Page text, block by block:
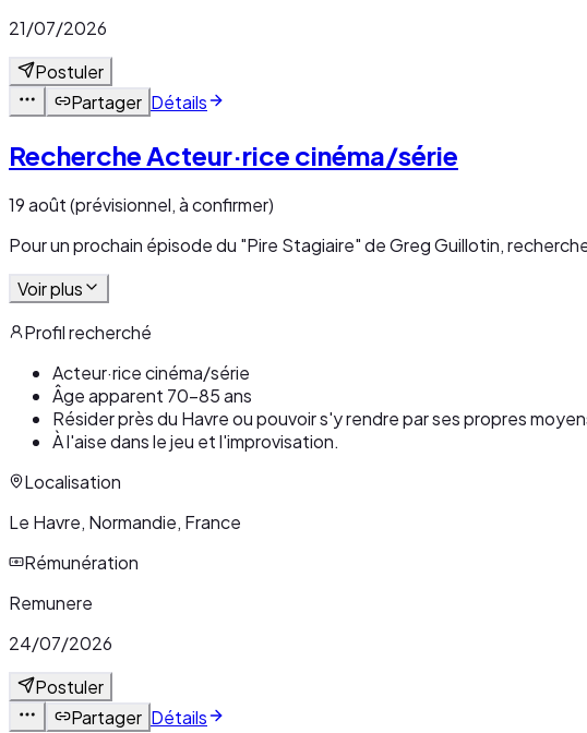
21/07/2026
Postuler
Partager Détails
Recherche Acteur·rice cinéma/série
19 août (prévisionnel, à confirmer)
Pour un prochain épisode du "Pire Stagiaire" de Greg Guillotin,
Voir plus
Profil recherché
Acteur·rice cinéma/série
Âge apparent 70-85 ans
Résider près du Havre ou pouvoir s'y rendre par ses propres
À l'aise dans le jeu et l'improvisation.
Localisation
Le Havre, Normandie, France
Rémunération
Remunere
24/07/2026
Postuler
Partager Détails